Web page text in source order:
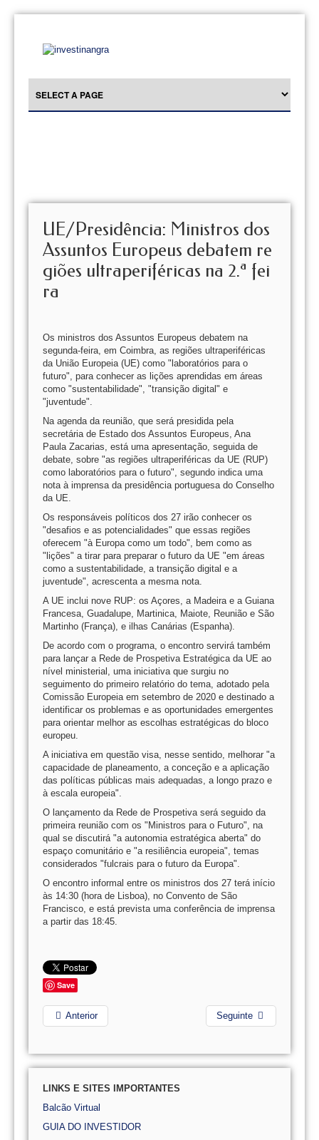
UE/Presidência: Ministros dos
Assuntos Europeus debatem re
giões ultraperiféricas na 2.ª fei
ra
Os ministros dos Assuntos Europeus debatem na
segunda-feira, em Coimbra, as regiões ultraperiféricas
da União Europeia (UE) como "laboratórios para o
futuro", para conhecer as lições aprendidas em áreas
como "sustentabilidade", "transição digital" e
"juventude".
Na agenda da reunião, que será presidida pela
secretária de Estado dos Assuntos Europeus, Ana
Paula Zacarias, está uma apresentação, seguida de
debate, sobre "as regiões ultraperiféricas da UE (RUP)
como laboratórios para o futuro", segundo indica uma
nota à imprensa da presidência portuguesa do Conselho
da UE.
Os responsáveis políticos dos 27 irão conhecer os
"desafios e as potencialidades" que essas regiões
oferecem "à Europa como um todo", bem como as
"lições" a tirar para preparar o futuro da UE "em áreas
como a sustentabilidade, a transição digital e a
juventude", acrescenta a mesma nota.
A UE inclui nove RUP: os Açores, a Madeira e a Guiana
Francesa, Guadalupe, Martinica, Maiote, Reunião e São
Martinho (França), e ilhas Canárias (Espanha).
De acordo com o programa, o encontro servirá também
para lançar a Rede de Prospetiva Estratégica da UE ao
nível ministerial, uma iniciativa que surgiu no
seguimento do primeiro relatório do tema, adotado pela
Comissão Europeia em setembro de 2020 e destinado a
identificar os problemas e as oportunidades emergentes
para orientar melhor as escolhas estratégicas do bloco
europeu.
A iniciativa em questão visa, nesse sentido, melhorar "a
capacidade de planeamento, a conceção e a aplicação
das políticas públicas mais adequadas, a longo prazo e
à escala europeia".
O lançamento da Rede de Prospetiva será seguido da
primeira reunião com os "Ministros para o Futuro", na
qual se discutirá "a autonomia estratégica aberta" do
espaço comunitário e "a resiliência europeia", temas
considerados "fulcrais para o futuro da Europa".
O encontro informal entre os ministros dos 27 terá início
às 14:30 (hora de Lisboa), no Convento de São
Francisco, e está prevista uma conferência de imprensa
a partir das 18:45.
Save
Anterior Seguinte
LINKS E SITES IMPORTANTES
Balcão Virtual
GUIA DO INVESTIDOR